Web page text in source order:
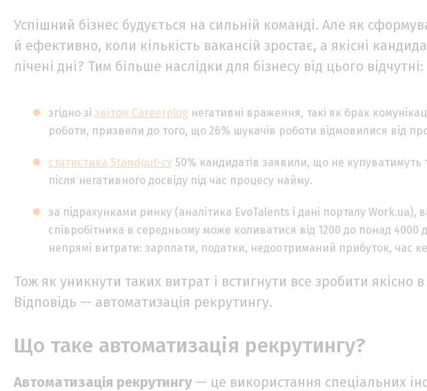
Успішний бізнес будується на сильній команді. Але як
й ефективно, коли кількість вакансій зростає, а якісні
лічені дні? Тим більше наслідки для бізнесу від цього відчутні:
згідно зі звітом Careerplug негативні враження, такі як брак
роботи, призвели до того, що 26% шукачів роботи відмовилися від
статистика Standout-cv 50% кандидатів заявили, що не купуватимуть
після негативного досвіду під час процесу найму.
за підрахунками ринку (аналітика EvoTalents і дані порталу Work.ua),
співробітника в середньому може коливатися від 1200 до понад
непрямі витрати: зарплати, податки, недоотриманий прибуток, час
Тож як уникнути таких витрат і встигнути все зробити якісно
Відповідь — автоматизація рекрутингу.
Що таке автоматизація рекрутингу?
Автоматизація рекрутингу — це використання спеціальних